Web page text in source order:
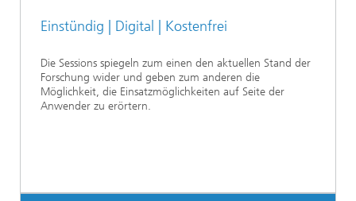
Einstündig | Digital | Kostenfrei
Die Sessions spiegeln zum einen den aktuellen Stand der
Forschung wider und geben zum anderen die
Möglichkeit, die Einsatzmöglichkeiten auf Seite der
Anwender zu erörtern.